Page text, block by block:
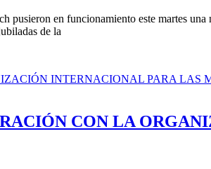
en funcionamiento este martes
de la
CON LA